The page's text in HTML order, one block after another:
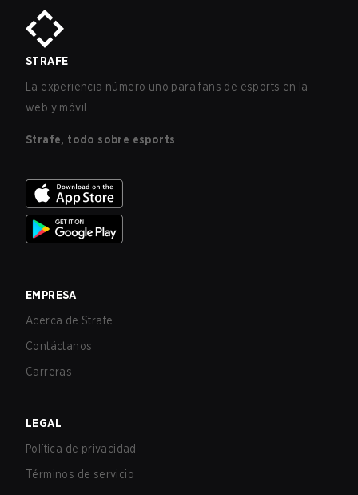
STRAFE
La experiencia número uno para fans de esports en la
web y móvil.
Strafe, todo sobre esports
EMPRESA
Acerca de Strafe
Contáctanos
Carreras
LEGAL
Política de privacidad
Términos de servicio